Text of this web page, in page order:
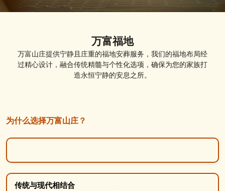
万富福地
万富山庄提供宁静且庄重的福地安葬服务，我们的福地布局经
过精心设计，融合传统精髓与个性化选项，确保为您的家族打
造永恒宁静的安息之所。
为什么选择万富山庄？
传统与现代相结合